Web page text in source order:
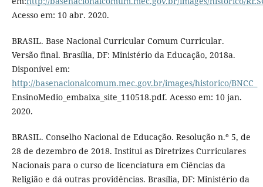
Acesso em: 10 abr. 2020.
BRASIL. Base Nacional Curricular Comum Curricular.
Versão final. Brasília, DF: Ministério da Educação, 2018a.
Disponível em:
http://basenacionalcomum.mec.gov.br/images/historico/BNCC_
EnsinoMedio_embaixa_site_110518.pdf. Acesso em: 10 jan.
2020.
BRASIL. Conselho Nacional de Educação. Resolução n.º 5, de
28 de dezembro de 2018. Institui as Diretrizes Curriculares
Nacionais para o curso de licenciatura em Ciências da
Religião e dá outras providências. Brasília, DF: Ministério da